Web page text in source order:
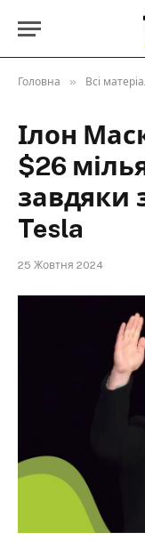
Головна » Всі
Ілон
$26
завдяки
Tesla
25 Жовтня 2024